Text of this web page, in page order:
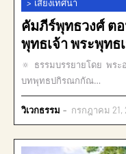
> เสียงเทศนา
คัมภีร์พุทธวงศ์ ต
พุทธเจ้า พระพุทธ
🔅 ธรรมบรรยายโดย พร
บทพุทธปกิรณกกัณ…
วิเวกธรรม กรกฎาคม 21,